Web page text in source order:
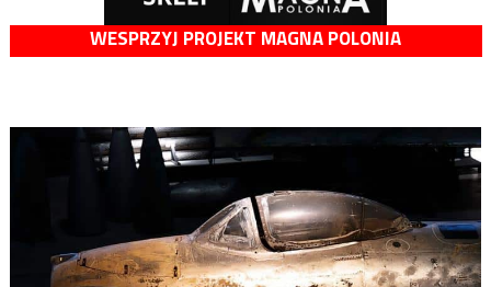
WESPRZYJ PROJEKT MAGNA POLONIA